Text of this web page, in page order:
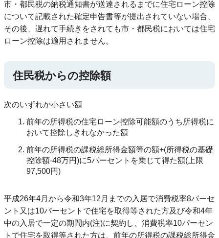
市・都民税の納税通知書が送達されるまでに住宅ローン控除
について記載された確定申告書等が提出されていない場合、
その後、遅れて手続きをされても市・都民税においては住宅
ローン控除は適用されません。
住民税からの控除額
次のいずれか小さい額
前年の所得税の住宅ローン控除可能額のうち所得税に
おいて控除しきれなかった額
前年の所得税の課税総所得金額等の額+(所得税の基礎
控除額-48万円)に5パーセントを乗じて得た額(上限
97,500円)
平成26年4月から令和3年12月までの入居で消費税率8パーセ
ント又は10パーセントで住宅を取得等された方及び令和4年
中の入居で一定の期間内(注)に契約し、消費税率10パーセン
トで住宅を取得等された方は、前年の所得税の課税総所得金